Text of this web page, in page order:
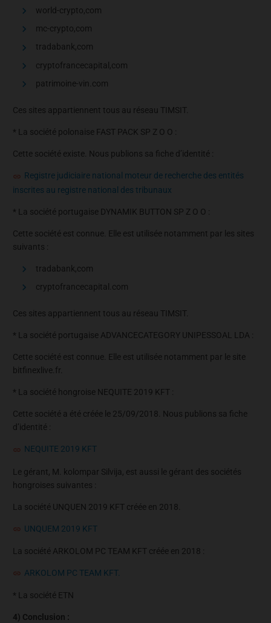
world-crypto,com
mc-crypto,com
tradabank,com
cryptofrancecapital,com
patrimoine-vin.com
Ces sites appartiennent tous au réseau TIMSIT.
* La société polonaise FAST PACK SP Z O O :
Cette société existe. Nous publions sa fiche d’identité :
Registre judiciaire national moteur de recherche des entités
inscrites au registre national des tribunaux
* La société portugaise DYNAMIK BUTTON SP Z O O :
Cette société est connue. Elle est utilisée notamment par les sites
suivants :
tradabank,com
cryptofrancecapital.com
Ces sites appartiennent tous au réseau TIMSIT.
* La société portugaise ADVANCECATEGORY UNIPESSOAL LDA :
Cette société est connue. Elle est utilisée notamment par le site
bitfinexlive.fr.
* La société hongroise NEQUITE 2019 KFT :
Cette société a été créée le 25/09/2018. Nous publions sa fiche
d’identité :
NEQUITE 2019 KFT
Le gérant, M. kolompar Silvija, est aussi le gérant des sociétés
hongroises suivantes :
La société UNQUEN 2019 KFT créée en 2018.
UNQUEM 2019 KFT
La société ARKOLOM PC TEAM KFT créée en 2018 :
ARKOLOM PC TEAM KFT.
* La société ETN
4) Conclusion :